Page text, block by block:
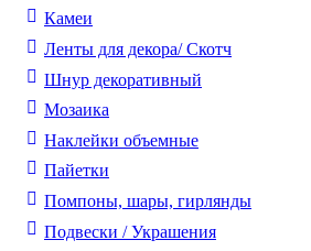
Камеи
Ленты для декора/ Скотч
Шнур декоративный
Мозаика
Наклейки объемные
Пайетки
Помпоны, шары, гирлянды
Подвески / Украшения